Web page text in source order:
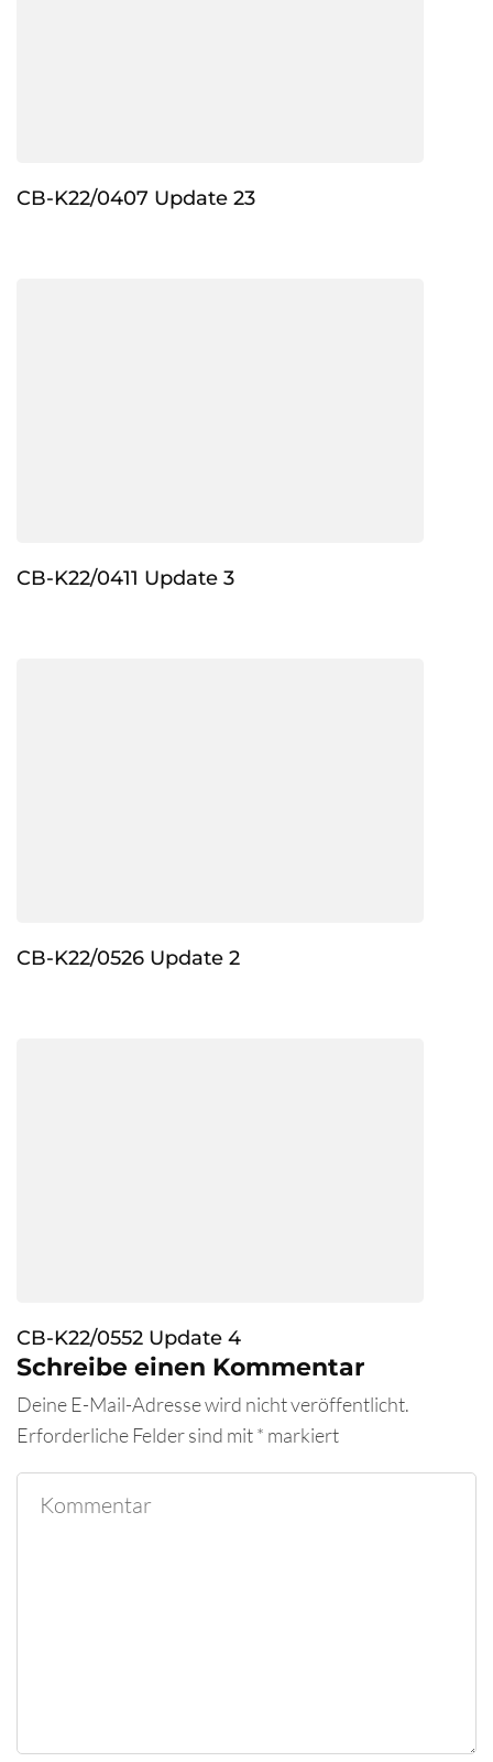
CB-K22/0407 Update 23
CB-K22/0411 Update 3
CB-K22/0526 Update 2
CB-K22/0552 Update 4
Schreibe einen Kommentar
Deine E-Mail-Adresse wird nicht veröffentlicht.
Erforderliche Felder sind mit* markiert